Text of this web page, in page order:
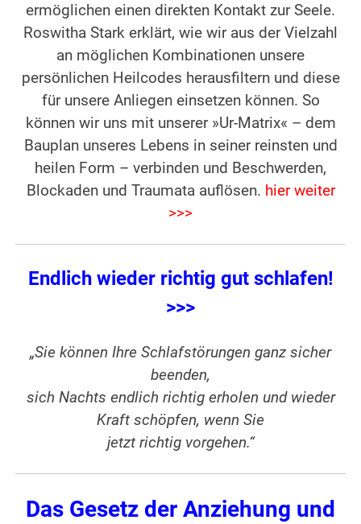
ermöglichen einen direkten Kontakt zur Seele.
Roswitha Stark erklärt, wie wir aus der Vielzahl
an möglichen Kombinationen unsere
persönlichen Heilcodes herausfiltern und diese
für unsere Anliegen einsetzen können. So
können wir uns mit unserer »Ur-Matrix« – dem
Bauplan unseres Lebens in seiner reinsten und
heilen Form – verbinden und Beschwerden,
Blockaden und Traumata auflösen. hier weiter
>>>
Endlich wieder richtig gut schlafen!
>>>
„Sie können Ihre Schlafstörungen ganz sicher
beenden,
sich Nachts endlich richtig erholen und wieder
Kraft schöpfen, wenn Sie
jetzt richtig vorgehen.“
Das Gesetz der Anziehung und